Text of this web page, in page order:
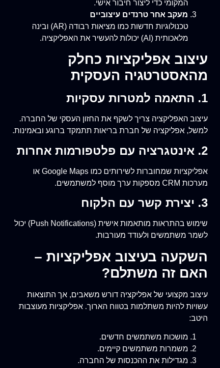
המקומי כדי ליצור חיבור אישי.
מעקב אחר טרנדים עיצוביים
טכנולוגיות חדשות כמו מציאות רבודה (AR) ובינה
מלאכותית (AI) יכולות להעשיר את האפליקציה.
עיצוב אפליקציות כחלק
מהאסטרטגיה העסקית
1. התאמה למטרות עסקיות
עיצוב האפליקציה צריך לשקף את החזון העסקי של החברה.
למשל, אפליקציה של חברת בריאות תתמקד ברוגע ובאמינות.
2. אינטגרציה עם פלטפורמות אחרות
אפליקציות שמחוברות לשירותים כמו Google Maps או
מערכות CRM מספקות ערך מוסף למשתמשים.
3. יצירת קשר עם הלקוח
שימוש בהתראות מותאמות אישית (Push Notifications) יכול
לשמר משתמשים ולעודד מעורבות.
השקעה בעיצוב אפליקציות –
האם זה משתלם?
עיצוב מקצועי של אפליקציה דורש משאבים, אך התוצאות
עשויות להיות משתלמות בטווח הארוך. אפליקציות מעוצבות
היטב:
מושכות משתמשים חדשים.
משמרות משתמשים קיימים.
מגדילות את ההכנסות של החברה.